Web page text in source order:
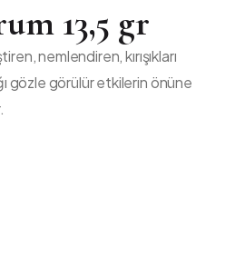
13,5 gr
nemlendiren, kırışıkları
gözle görülür etkilerin önüne